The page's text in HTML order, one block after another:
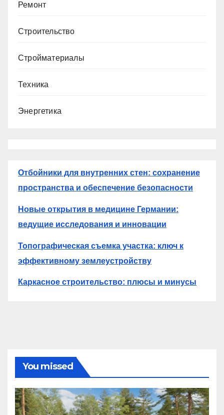
Ремонт
Строительство
Стройматериалы
Техника
Энергетика
Отбойники для внутренних стен: сохранение
пространства и обеспечение безопасности
Новые открытия в медицине Германии:
ведущие исследования и инновации
Топографическая съемка участка: ключ к
эффективному землеустройству
Каркасное строительство: плюсы и минусы
You missed